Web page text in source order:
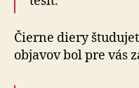
Čierne diery
objavov bol pre vás